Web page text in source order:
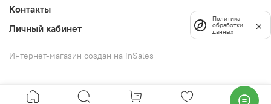
Контакты
Личный кабинет
Интернет-магазин создан на inSales
Политика
обработки
данных